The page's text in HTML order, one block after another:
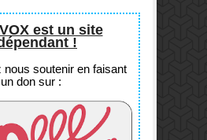
est un site
!
nous soutenir en faisant
un don sur :